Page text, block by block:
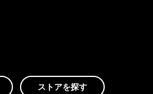
ストアを探す